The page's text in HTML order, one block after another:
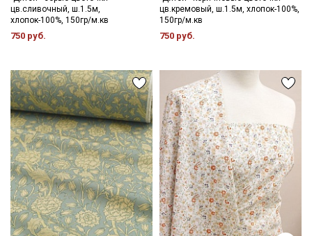
цв.сливочный, ш.1.5м,
хлопок-100%, 150гр/м.кв
750 руб.
цв.кремовый, ш.1.5м, хлопок-100%,
150гр/м.кв
750 руб.
Секретная рассылка от Купава
Мы публикуем здесь дополнительные
категории тканей
Электронная почта
Подписаться
Ознакомлен(а) сПолитикой обработки персональных
данныхи даюСогласие на обработку персональных
данных